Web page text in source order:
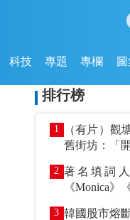
科技 專題 專欄
排行榜
1
（有片）
舊街坊：「
2 著名填詞
《Monica》
3 韓國股市熔